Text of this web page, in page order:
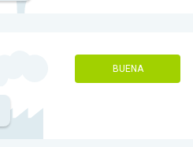
BUENA